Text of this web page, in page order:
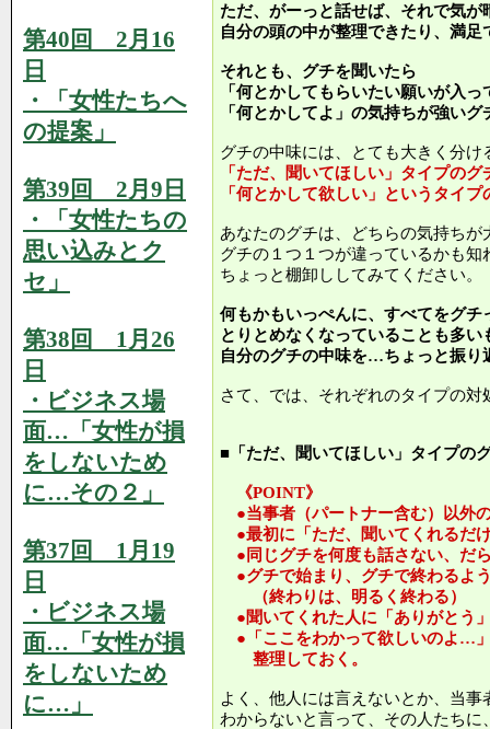
第40回 2月16
日
・「女性たちへ
の提案」
第39回 2月9日
・「女性たちの
思い込みとク
セ」
第38回 1月26
日
・ビジネス場
面…「女性が損
をしないため
に…その２」
第37回 1月19
日
・ビジネス場
面…「女性が損
をしないため
に…」
ただ、がーっと話せば、それで気が
自分の頭の中が整理できたり、満足
それとも、グチを聞いたら
「何とかしてもらいたい願いが入
「何とかしてよ」の気持ちが強いグ
グチの中味には、とても大きく分け
「ただ、聞いてほしい」タイプのグ
「何とかして欲しい」というタイ
あなたのグチは、どちらの気持ちが
グチの１つ１つが違っているかも知
ちょっと棚卸ししてみてください。
何もかもいっぺんに、すべてをグチ
とりとめなくなっていることも多い
自分のグチの中味を…ちょっと振り
さて、では、それぞれのタイプの
■「ただ、聞いてほしい」タイプの
《POINT》
●当事者（パートナー含む）以外
●最初に「ただ、聞いてくれるだ
●同じグチを何度も話さない、だ
●グチで始まり、グチで終わるよ
（終わりは、明るく終わる）
●聞いてくれた人に「ありがとう
●「ここをわかって欲しいのよ…
整理しておく。
よく、他人には言えないとか、当
わからないと言って、その人たち